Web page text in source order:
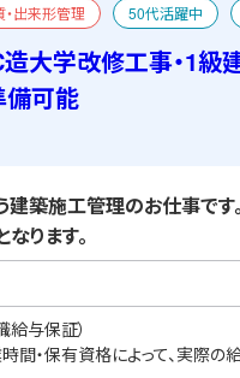
・出来形管理 50代活躍中
人 一級建築士 宿舎あり
大学改修工事・1級
備可能
築施工管理のお仕事です
ります。
与保証）
間・保有資格によって、実際の